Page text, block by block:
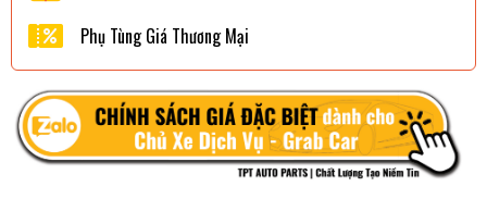
Phụ Tùng Giá Thương Mại